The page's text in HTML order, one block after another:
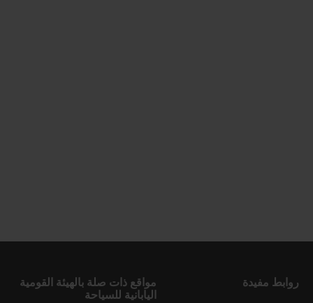
روابط مفيدة
مواقع ذات صلة بالهيئة القومية
اليابانية للسياحة